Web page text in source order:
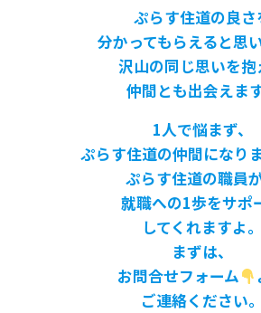
ぷらす住道の良さ
分かってもらえると思い
沢山の同じ思いを抱
仲間とも出会えます
1人で悩まず、
ぷらす住道の仲間になり
ぷらす住道の職員が
就職への1歩をサポ
してくれますよ。
まずは、
お問合せフォーム
ご連絡ください。